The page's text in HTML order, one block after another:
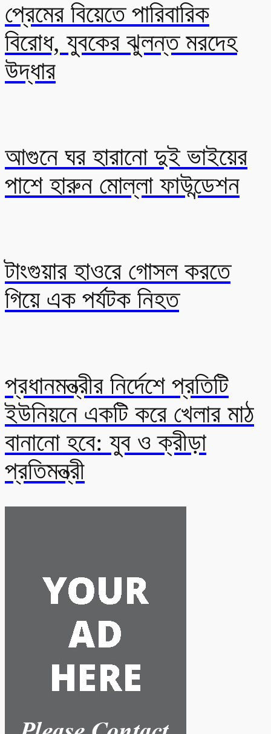
প্রেমের বিয়েতে পারিবারিক
বিরোধ, যুবকের ঝুলন্ত মরদেহ
উদ্ধার
আগুনে ঘর হারানো দুই ভাইয়ের
পাশে হারুন মোল্লা ফাউন্ডেশন
টাংগুয়ার হাওরে গোসল করতে
গিয়ে এক পর্যটক নিহত
প্রধানমন্ত্রীর নির্দেশে প্রতিটি
ইউনিয়নে একটি করে খেলার মাঠ
বানানো হবে: যুব ও ক্রীড়া
প্রতিমন্ত্রী